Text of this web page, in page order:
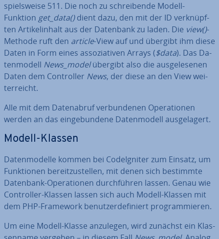
spiels­wei­se 511. Die noch zu schrei­ben­de Modell-
Funktion get_data()dient dazu, den mit der ID ver­knüpf­
ten Ar­ti­kel­in­halt aus der Datenbank zu laden. Die view()-
Methode ruft den article-View auf und übergibt ihm diese
Daten in Form eines as­so­zia­ti­ven Arrays ($data). Das Da­
ten­mo­dell News_modelübergibt also die aus­ge­le­se­nen
Daten dem Con­trol­ler News, der diese an den View wei­
ter­reicht.
Alle mit dem Da­ten­ab­ruf ver­bun­de­nen Ope­ra­tio­nen
werden an das ein­ge­bun­de­ne Da­ten­mo­dell aus­ge­la­gert.
Modell-Klassen
Da­ten­mo­del­le kommen bei Cod­e­Ig­ni­ter zum Einsatz, um
Funk­tio­nen be­reit­zu­stel­len, mit denen sich bestimmte
Datenbank-Ope­ra­tio­nen durch­füh­ren lassen. Genau wie
Con­trol­ler-Klassen lassen sich auch Modell-Klassen mit
dem PHP-Framework be­nut­zer­de­fi­niert pro­gram­mie­ren.
Um eine Modell-Klasse anzulegen, wird zunächst ein Klas­